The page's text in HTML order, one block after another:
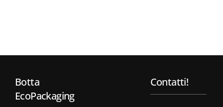
Botta
EcoPackaging
Contatti!